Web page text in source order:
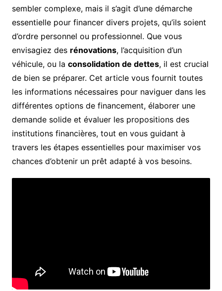
sembler complexe, mais il s’agit d’une démarche
essentielle pour financer divers projets, qu’ils soient
d’ordre personnel ou professionnel. Que vous
envisagiez des rénovations, l’acquisition d’un
véhicule, ou la consolidation de dettes, il est crucial
de bien se préparer. Cet article vous fournit toutes
les informations nécessaires pour naviguer dans les
différentes options de financement, élaborer une
demande solide et évaluer les propositions des
institutions financières, tout en vous guidant à
travers les étapes essentielles pour maximiser vos
chances d’obtenir un prêt adapté à vos besoins.